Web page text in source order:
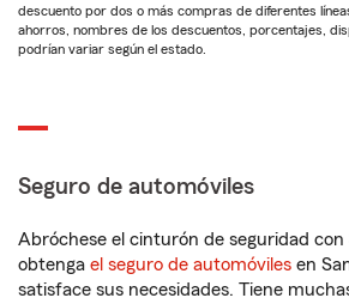
descuento por dos o más compras de diferentes
ahorros, nombres de los descuentos, porcentajes,
podrían variar según el estado.
Seguro de automóviles
Abróchese el cinturón de seguridad
obtenga el seguro de automóviles en
satisface sus necesidades. Tiene